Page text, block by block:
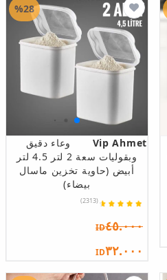
Vip Ahmet
وعاء دقيق
وبقوليات سعة 2 لتر 4.5 لتر
أبيض (حاوية تخزين ماسال
بيضاء)
(2313)
ID٤٥.٠٠٠
ID٣٢.٠٠٠
%28